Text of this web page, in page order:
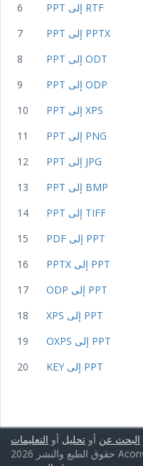
6 PPT إلى RTF
7 PPT إلى PPTX
8 PPT إلى ODT
9 PPT إلى ODP
10 PPT إلى XPS
11 PPT إلى PNG
12 PPT إلى JPG
13 PPT إلى BMP
14 PPT إلى TIFF
15 PDF إلى PPT
16 PPTX إلى PPT
17 ODP إلى PPT
18 XPS إلى PPT
19 OXPS إلى PPT
20 KEY إلى PPT
البحث عن أو تحليل أو التعليمات
حقوق الطبع والنشر 2026 Aconvert.com. جميع الحقوق